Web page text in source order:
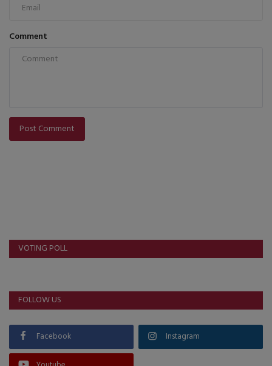
Comment
Post Comment
VOTING POLL
FOLLOW US
Facebook Instagram